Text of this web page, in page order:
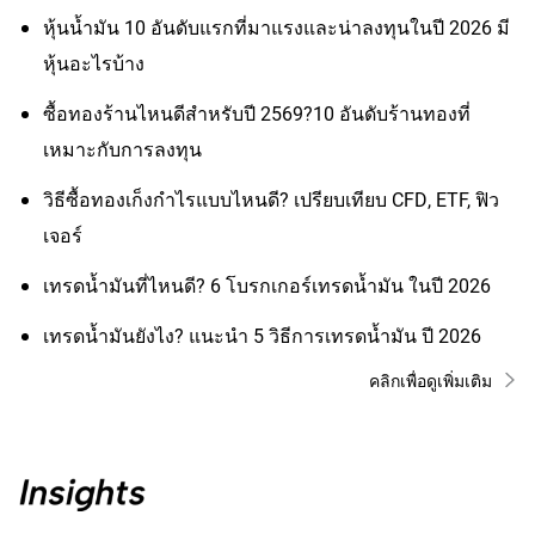
หุ้นน้ำมัน 10 อันดับแรกที่มาแรงและน่าลงทุนในปี 2026 มี
หุ้นอะไรบ้าง
ซื้อทองร้านไหนดีสำหรับปี 2569?10 อันดับร้านทองที่
เหมาะกับการลงทุน
วิธีซื้อทองเก็งกำไรแบบไหนดี? เปรียบเทียบ CFD, ETF, ฟิว
เจอร์
เทรดน้ำมันที่ไหนดี? 6 โบรกเกอร์เทรดน้ำมัน ในปี 2026
เทรดน้ำมันยังไง? แนะนำ 5 วิธีการเทรดน้ำมัน ปี 2026
คลิกเพื่อดูเพิ่มเติม